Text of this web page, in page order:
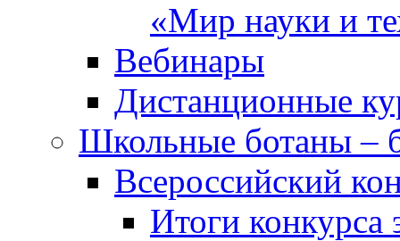
«Мир науки и
Вебинары
Дистанционные
Школьные ботаны –
Всероссийский
Итоги